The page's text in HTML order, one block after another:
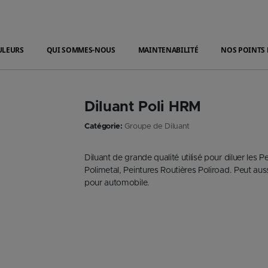
QUI SOMMES-NOUS MAINTENABILITÉ NOS POINTS
Diluant Poli HRM
Catégorie: Groupe de Diluant
Diluant de grande qualité utilisé pour diluer les
Polimetal, Peintures Routières Poliroad. Peut
pour automobile.